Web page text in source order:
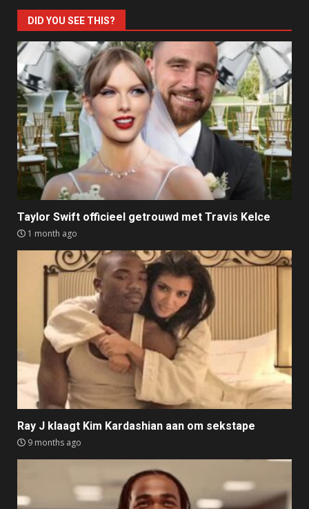
DID YOU SEE THIS?
Taylor Swift officieel getrouwd met Travis Kelce
1 month ago
Ray J klaagt Kim Kardashian aan om sekstape
9 months ago